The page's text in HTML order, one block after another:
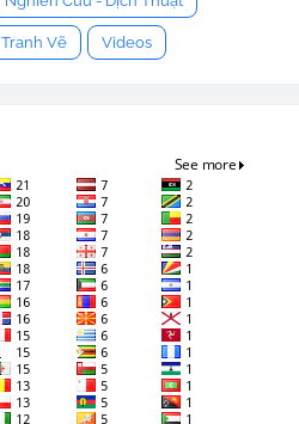
Tranh Vẽ Videos